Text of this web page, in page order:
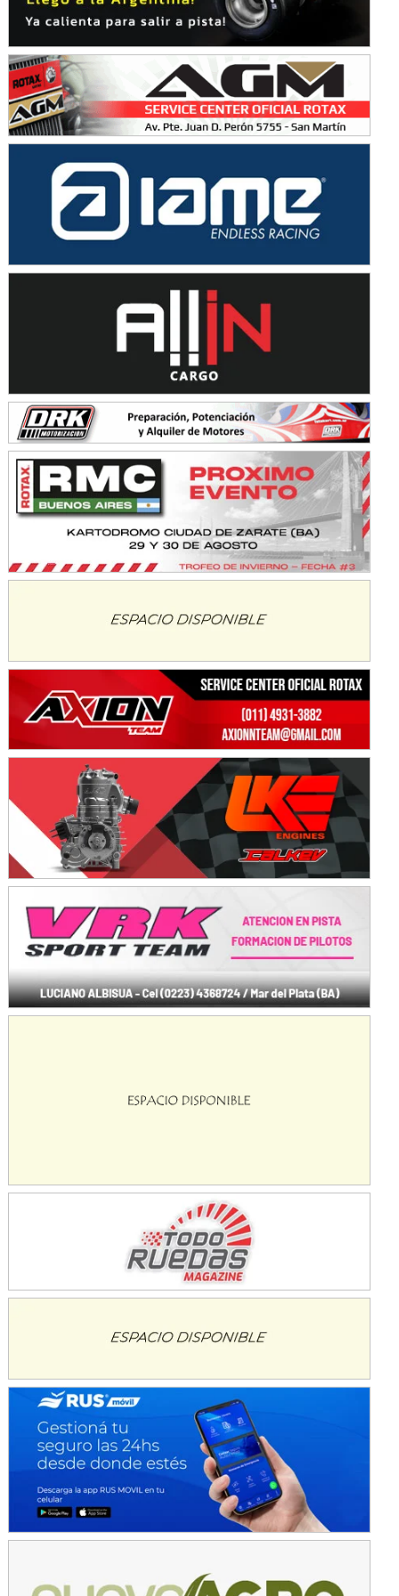
Ciudad de Trenque Lauquen (Asfalto)
Trenque Lauquen (Buenos Aires)
ENTRERRIANO - F6 (POSTERGADA)
Parque de la Velocidad (Asfalto)
Villaguay (Entre Ríos)
VICTORIENSE - F7
El Cerro (Tierra)
Victoria (Entre Ríos)
PATAGONICO - F6
Gral. E. Godoy (Río Negro)
Juventud Unida (Tierra)
NORESTE SANTAFESINO - F6
Ciudad de Avellaneda (Asfalto)
Avellaneda (Santa Fe)
SUR SANTAFESINO - F4
José Samuel Sánchez (Tierra)
Rufino (Santa Fe)
TUCUMANO - F5
Juan Navarro (Asfalto)